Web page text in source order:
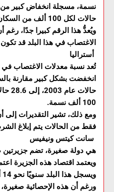
حالات لكل 100 ألف من السكان.
ويُعدُّ هذا الرقم كبيرا جدًا،
الاغتصاب في هذا البلد قد تكون
أستراليا
تُعد نسبة معدلات الاغتصاب في
100 ألف نسمة.
فقط من الحالات يتم إبلاغ
سانت كيتس ونيفيس
هي دولة صغيرة، تضم جزيرتين
ويعتمد اقتصاد هذه الجزيرة
ويسجل هذا البلد سنويًا نحو 14 أو 15 حالة اغتصاب.
ورغم أن هذه الإحصائية